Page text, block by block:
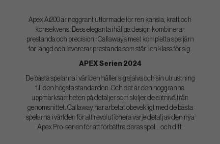
Apex Ai200 är noggrant utformade för ren känsla, kraft och
konsekvens. Dess eleganta ihåliga design kombinerar
prestanda och precision i Callaways mest kompletta speljärn
för längd och levererar prestanda som står i en klass för sig.
APEX Serien 2024
De bästa spelarna i världen håller sig själva och sin utrustning
till den högsta standarden. Och det är den noggranna
uppmärksamheten på detaljer som skiljer de elitnivå från
genomsnittet. Callaway har arbetat obevekligt med de bästa
spelarna i världen för att revolutionera varje detalj av den nya
Apex Pro-serien för att förbättra deras spel... och ditt.